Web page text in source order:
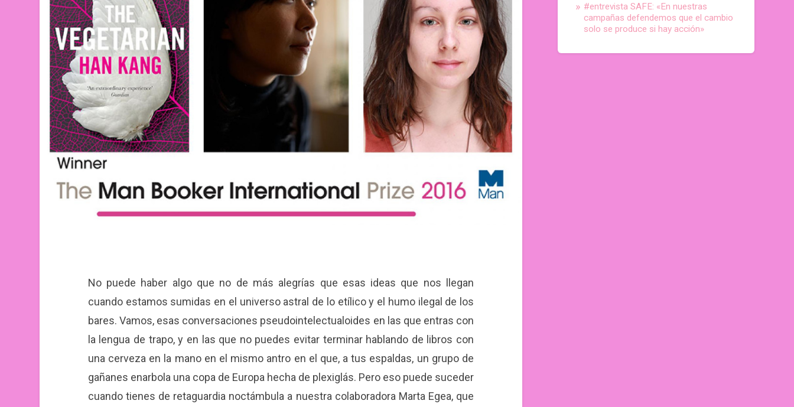
No puede haber algo que no de más alegrías que esas ideas que nos llegan
cuando estamos sumidas en el universo astral de lo etílico y el humo ilegal de los
bares. Vamos, esas conversaciones pseudointelectualoides en las que entras con
la lengua de trapo, y en las que no puedes evitar terminar hablando de libros con
una cerveza en la mano en el mismo antro en el que, a tus espaldas, un grupo de
gañanes enarbola una copa de Europa hecha de plexiglás. Pero eso puede suceder
cuando tienes de retaguardia noctámbula a nuestra colaboradora Marta Egea, que
#entrevista SAFE: «En nuestras
campañas defendemos que el cambio
solo se produce si hay acción»